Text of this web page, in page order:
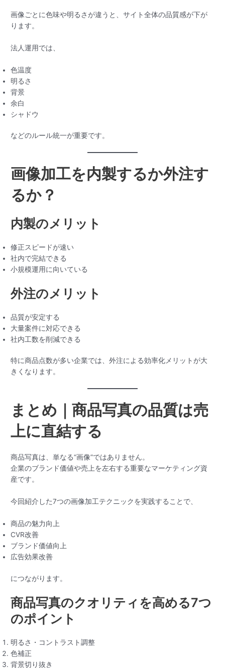
画像ごとに色味や明るさが違うと、サイト全体の品質感が下が
ります。
法人運用では、
色温度
明るさ
背景
余白
シャドウ
などのルール統一が重要です。
画像加工を内製するか外注す
るか？
内製のメリット
修正スピードが速い
社内で完結できる
小規模運用に向いている
外注のメリット
品質が安定する
大量案件に対応できる
社内工数を削減できる
特に商品点数が多い企業では、外注による効率化メリットが大
きくなります。
まとめ｜商品写真の品質は売
上に直結する
商品写真は、単なる“画像”ではありません。
企業のブランド価値や売上を左右する重要なマーケティング資
産です。
今回紹介した7つの画像加工テクニックを実践することで、
商品の魅力向上
CVR改善
ブランド価値向上
広告効果改善
につながります。
商品写真のクオリティを高める7つ
のポイント
明るさ・コントラスト調整
色補正
背景切り抜き